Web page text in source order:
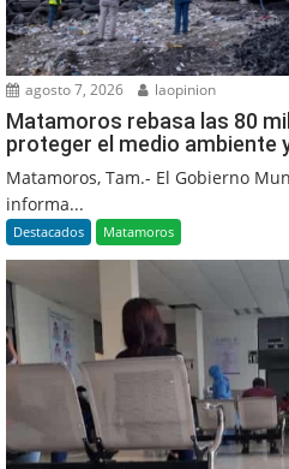
agosto 7, 2026 laopinion
Matamoros rebasa las 80
proteger el medio ambiente
Matamoros, Tam.- El Gobierno
informa...
Destacados Matamoros